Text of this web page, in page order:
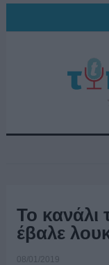
Το
έβαλε
08/01/2019